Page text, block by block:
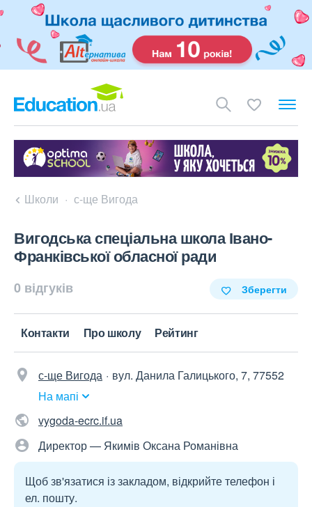
Школи с-ще Вигода
Вигодська спеціальна школа Івано-
Франківської обласної ради
0 відгуків Зберегти
Контакти Про школу Рейтинг
с-ще Вигода
вул. Данила Галицького, 7, 77552
На мапі
vygoda-ecrc.if.ua
Директор — Якимів Оксана Романівна
Щоб зв'язатися із закладом, відкрийте телефон і
ел. пошту.